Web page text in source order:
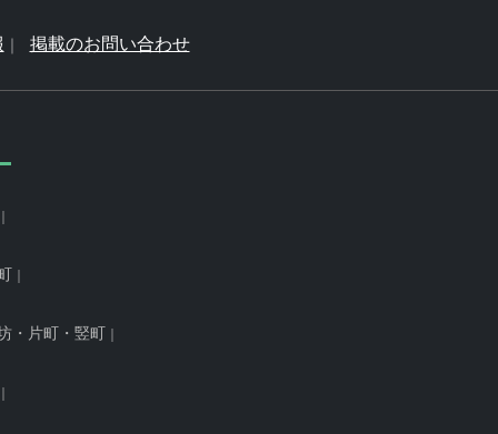
掲載のお問い合わせ
・片町・竪町